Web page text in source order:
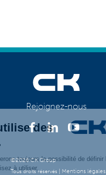
Rejoignez-nous
©2026 CK Group
Tous droits réservés | Mentions légales